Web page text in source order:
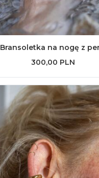
Bransoletka na nogę z
300,00 PLN